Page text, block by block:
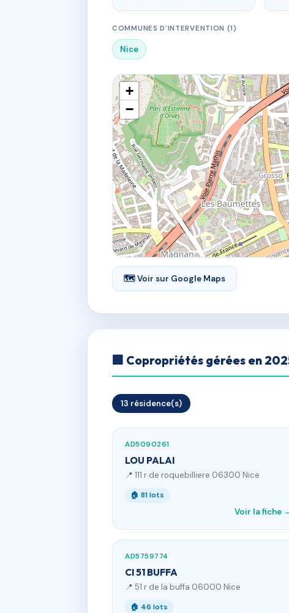
COMMUNES D'INTERVENTION (1)
Nice
+
−
🗺 Voir sur Google Maps
🏢 Copropriétés gérées en
13 résidence(s)
AD5090261
LOU PALAI
📍 111 r de roquebilliere 06300 Nice
🏠 81 lots
Voir la fiche
AD5759774
CI 51 BUFFA
📍 51 r de la buffa 06000 Nice
🏠 46 lots